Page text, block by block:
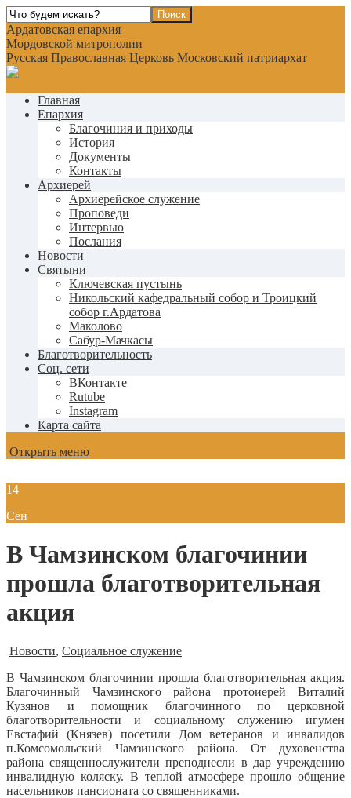
Ардатовская епархия
Мордовской митрополии
Русская Православная Церковь Московский патриархат
Главная
Епархия
Благочиния и приходы
История
Документы
Контакты
Архиерей
Архиерейское служение
Проповеди
Интервью
Послания
Новости
Святыни
Ключевская пустынь
Никольский кафедральный собор и Троицкий
собор г.Ардатова
Маколово
Сабур-Мачкасы
Благотворительность
Соц. сети
ВКонтакте
Rutube
Instagram
Карта сайта
Открыть меню
14
Сен
В Чамзинском благочинии
прошла благотворительная
акция
Новости, Социальное служение
В Чамзинском благочинии прошла благотворительная акция.
Благочинный Чамзинского района протоиерей Виталий
Кузянов и помощник благочинного по церковной
благотворительности и социальному служению игумен
Евстафий (Князев) посетили Дом ветеранов и инвалидов
п.Комсомольский Чамзинского района. От духовенства
района священнослужители преподнесли в дар учреждению
инвалидную коляску. В теплой атмосфере прошло общение
насельников пансионата со священниками.